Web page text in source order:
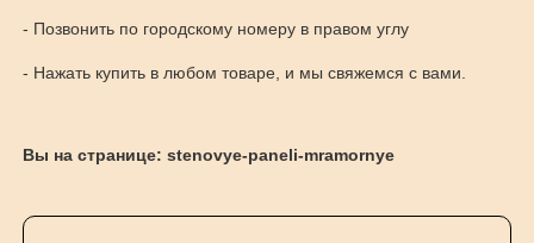
- Позвонить по городскому номеру в правом углу
- Нажать купить в любом товаре, и мы свяжемся с вами.
Вы на странице: stenovye-paneli-mramornye